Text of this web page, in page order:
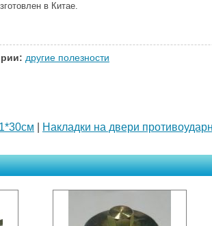
в Китае.
другие полезности
Накладки на двери